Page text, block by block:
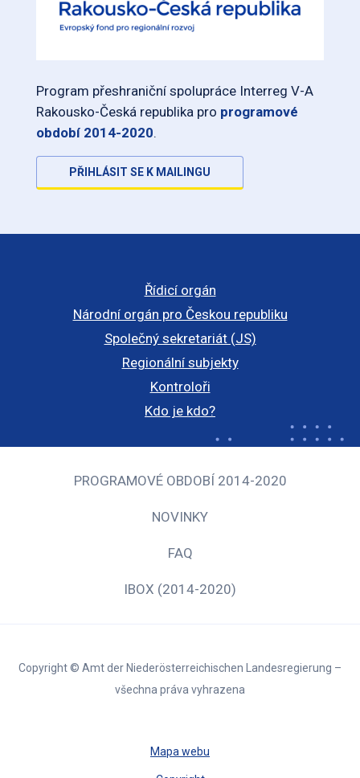
Program přeshraniční spolupráce Interreg V-A
Rakousko-Česká republika pro programové
období 2014-2020.
PŘIHLÁSIT SE K MAILINGU
Řídicí orgán
Národní orgán pro Českou republiku
Společný sekretariát (JS)
Regionální subjekty
Kontroloři
Kdo je kdo?
PROGRAMOVÉ OBDOBÍ 2014-2020
NOVINKY
FAQ
IBOX (2014-2020)
Copyright © Amt der Niederösterreichischen Landesregierung –
všechna práva vyhrazena
Mapa webu